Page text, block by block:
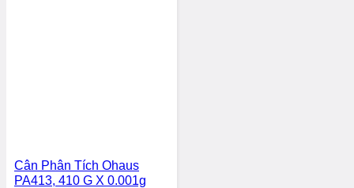
Cân Phân Tích Ohaus
PA413, 410 G X 0.001g